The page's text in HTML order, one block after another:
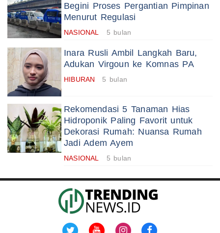
Begini Proses Pergantian Pimpinan
Menurut Regulasi
NASIONAL 5 bulan
Inara Rusli Ambil Langkah Baru,
Adukan Virgoun ke Komnas PA
HIBURAN 5 bulan
Rekomendasi 5 Tanaman Hias
Hidroponik Paling Favorit untuk
Dekorasi Rumah: Nuansa Rumah
Jadi Adem Ayem
NASIONAL 5 bulan